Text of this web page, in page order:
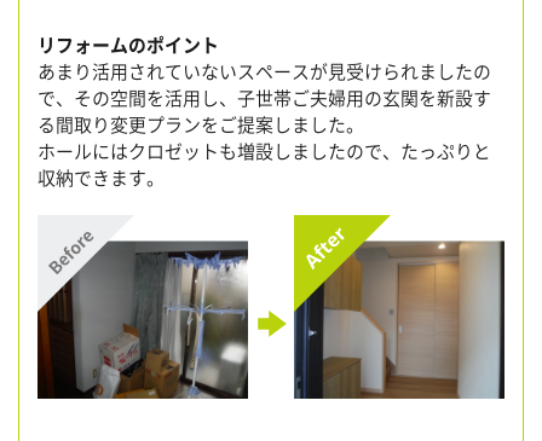
リフォームのポイント
あまり活用されていないスペースが見受けられましたの
で、その空間を活用し、子世帯ご夫婦用の玄関を新設す
る間取り変更プランをご提案しました。
ホールにはクロゼットも増設しましたので、たっぷりと
収納できます。